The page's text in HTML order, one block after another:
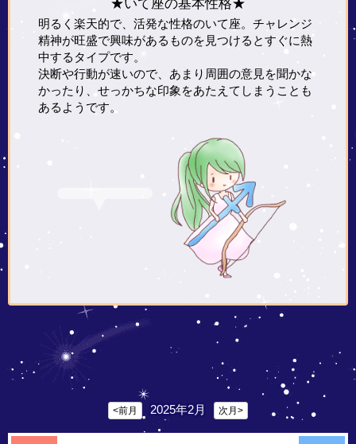
★いて座の基本性格★
明るく楽天的で、活発な性格のいて座。チャレンジ
精神が旺盛で興味があるものを見つけるとすぐに熱
中するタイプです。
決断や行動が速いので、あまり周囲の意見を聞かな
かったり、せっかちな印象をあたえてしまうことも
あるようです。
<前月 2025年2月 次月>